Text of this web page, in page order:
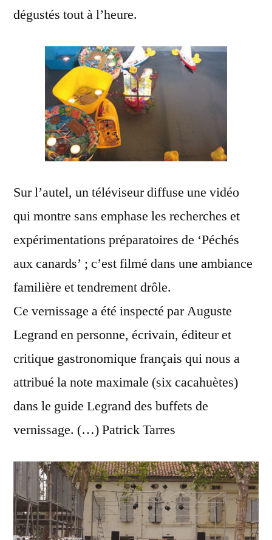
dégustés tout à l’heure.
Sur l’autel, un téléviseur diffuse une vidéo
qui montre sans emphase les recherches et
expérimentations préparatoires de ‘Péchés
aux canards’ ; c’est filmé dans une ambiance
familière et tendrement drôle.
Ce vernissage a été inspecté par Auguste
Legrand en personne, écrivain, éditeur et
critique gastronomique français qui nous a
attribué la note maximale (six cacahuètes)
dans le guide Legrand des buffets de
vernissage. (…) Patrick Tarres